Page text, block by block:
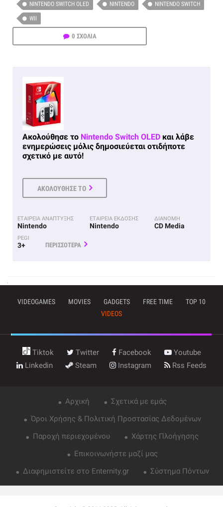
NINTENDO SWITCH OLED NINTENDO NINTENDO SWITCH
WII
0 ΣΧΟΛΙΑ
Ακολούθησε το Nintendo Switch OLED και λάβε
ενημερώσεις μόλις δημοσιεύεται οτιδήποτε
σχετικό με αυτό!
ΑΚΟΛΟΥΘΗΣΕ ΤΟ
ΕΤΑΙΡΕΙΑ ΑΝΑΠΤΥΞΗΣ
Nintendo
ΕΤΑΙΡΕΙΑ ΕΚΔΟΣΗΣ
Nintendo
ΔΙΑΝΟΜΗ
CD Media
PEGI
3+ ΠΕΡΙΣΣΟΤΕΡΑ
VIDEOGAMES MOVIES GADGETS FREE TIME
TOP 10
VIDEOS
Tiktok Twitter Facebook
Youtube
Linkedin
Steam Instagram Rss Feeds
Αρχική
Σχετικά με εμάς
Όροι Χρήσης & Πολιτική Προστασίας Δεδομένων
Παροχή περιεχομένου
Χάρτης Πλοήγησης
Επικοινωνήστε μαζί μας
Διαφημιστείτε στο Enternity.gr
Σύστημα Πόντων